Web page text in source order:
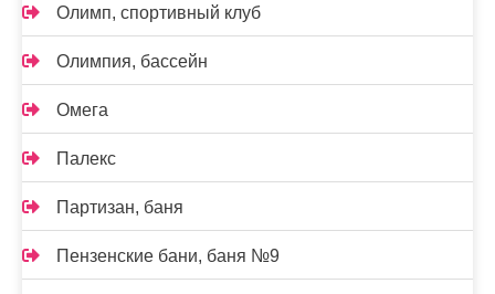
Олимп, спортивный клуб
Олимпия, бассейн
Омега
Палекс
Партизан, баня
Пензенские бани, баня №9